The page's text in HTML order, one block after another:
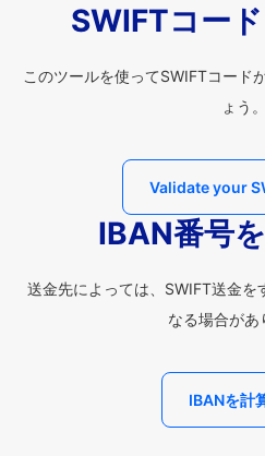
SWIFTコー
このツールを使ってSWIFTコード
ょう。
Validate your
IBAN番号
送金先によっては、SWIFT送金を
なる場合があ
IBANを計